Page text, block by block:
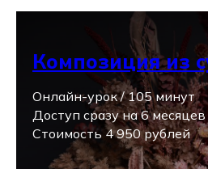
Композиция из
Онлайн-урок / 105 минут
Доступ сразу на 6 месяцев
Стоимость 4 950 рублей